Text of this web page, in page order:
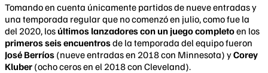
Tomando en cuenta únicamente partidos de nueve entradas y
una temporada regular que no comenzó en julio, como fue la
del 2020, losúltimos lanzadores con un juego completoen los
primeros seis encuentrosde la temporada del equipo fueron
José Berríos (nueve entradas en 2018 con Minnesota) yCorey
Kluber (ocho ceros en el 2018 con Cleveland).